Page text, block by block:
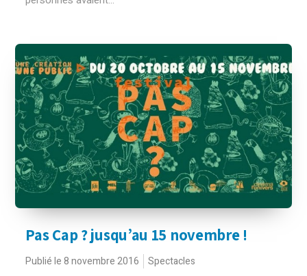
Pas Cap ? jusqu’au 15 novembre !
Publié le 8 novembre 2016 Spectacles